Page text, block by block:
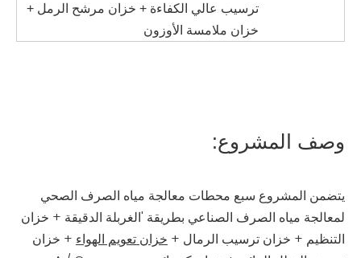
ترسيب عالي الكفاءة + خزان مرشح الرمل +
خزان ملامسة الأوزون
وصف المشروع:
يتضمن المشروع سبع محطات معالجة مياه الصرف الصحي
لمعالجة مياه الصرف الصناعي بطريقة 'الغربلة الدقيقة + خزان
التنظيم + خزان ترسيب الرمال + خزان تعويم الهواء + خزان